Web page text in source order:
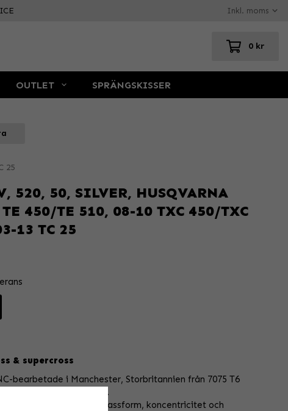
0 kr
OUTLET SPRÄNGSKISSER
25
520, 50, SILVER, HUSQVARNA
450/TE 510, 08-10 TXC 450/TXC
13 TC 25
& supercross
bearbetade i Manchester, Storbritannien från 7075 T6
66% lättare än stål.
säkerställa en exakt passform, koncentricitet och